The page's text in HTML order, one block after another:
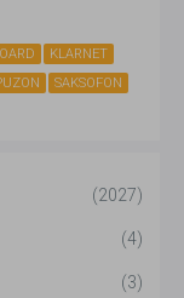
KLARNET
SAKSOFON
(2027)
(4)
(3)